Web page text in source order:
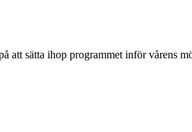
sätta ihop programmet inför vårens